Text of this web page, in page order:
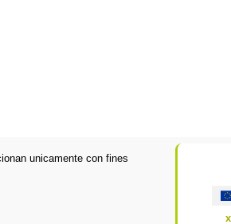
unicamente con fines